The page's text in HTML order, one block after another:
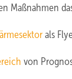
Maßnahmen
als
von